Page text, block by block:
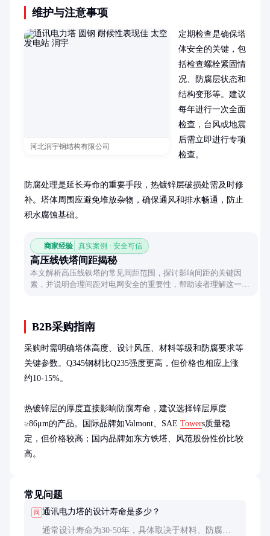
维护与注意事项
河北润宇钢结构有限公司
定期检查是确保塔
体安全的关键，包
括检查螺栓紧固情
况、防腐层状态和
结构变形等。建议
每年进行一次全面
检查，台风或地震
后需立即进行专项
检查。
防腐处理是延长寿命的重要手段，热镀锌层破损处需及时修
补。塔体周围应避免堆放杂物，确保通风和排水畅通，防止
积水腐蚀基础。
商家经验 真实案例 · 安全可信
高压线铁塔间距揭秘
本文解析高压线铁塔的常见间距范围，探讨影响间距的关键因
素，并说明合理间距对电网安全的重要性，帮助读者理解这一电
B2B采购指南
采购时需明确塔体高度、设计风压、材料等级和防腐要求等
关键参数。Q345钢材比Q235强度更高，但价格也相应上涨
约10-15%。
热镀锌层的厚度直接影响防腐寿命，建议选择锌层厚度
≥86μm的产品。国际品牌如Valmont、SAE Towers质量稳
定，但价格较高；国内品牌如东方铁塔、风范股份性价比较
高。
常见问题
问 通讯电力塔的设计寿命是多少？
通常设计寿命为30-50年，具体取决于材料、防腐处